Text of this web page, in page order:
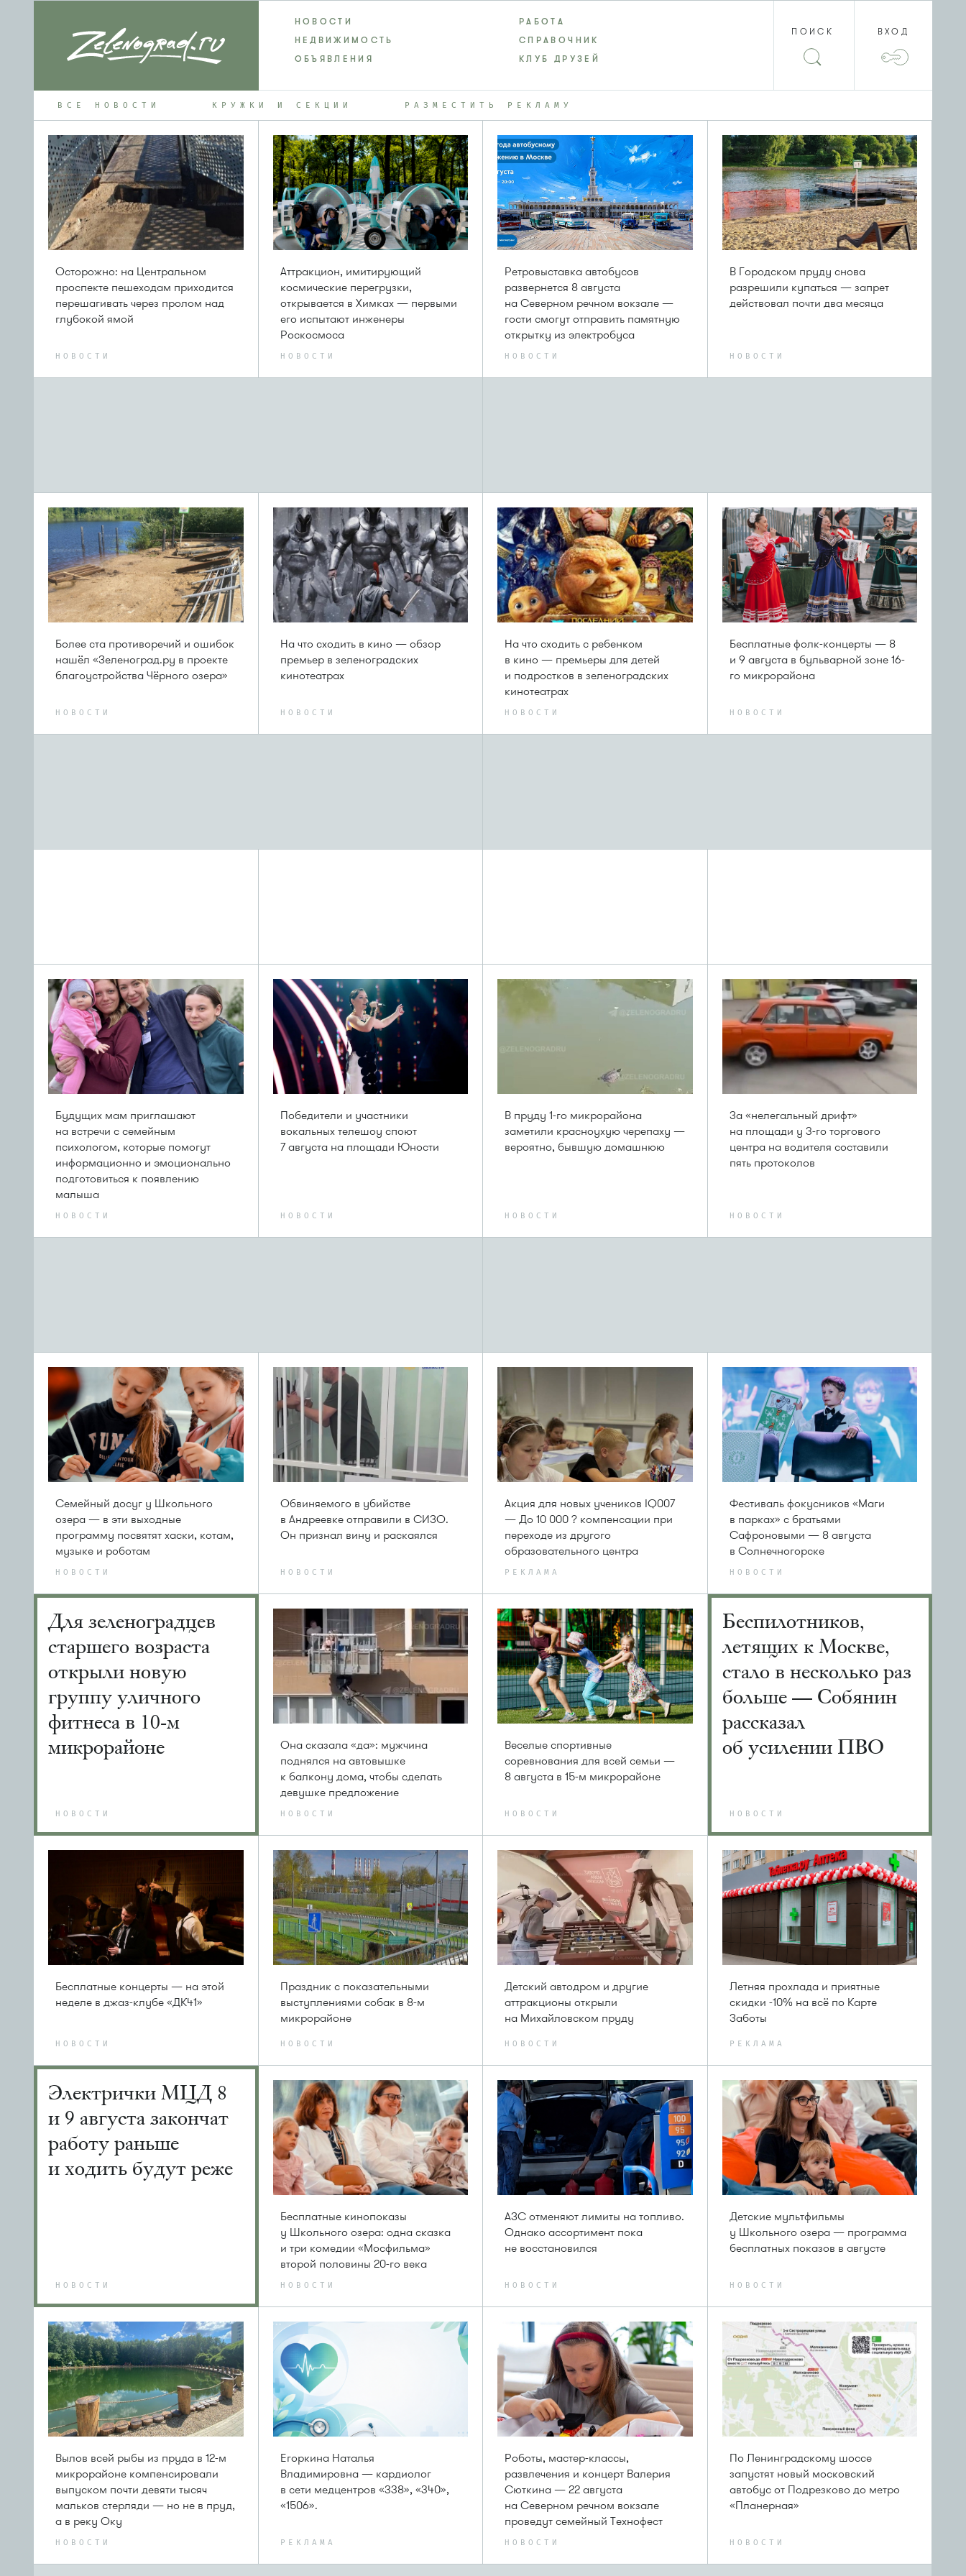
НОВОСТИ
ВСЕ НОВОСТИ КРУЖКИ И СЕКЦИИ РАЗМЕСТИТЬ РЕКЛАМУ
РАБОТА
НЕДВИЖИМОСТЬ
СПРАВОЧНИК
ОБЪЯВЛЕНИЯ
КЛУБ ДРУЗЕЙ
ПОИСК ВХОД
Осторожно: на Центральном
проспекте пешеходам приходится
перешагивать через пролом над
глубокой ямой
НОВОСТИ
Аттракцион, имитирующий
космические перегрузки,
открывается в Химках — первыми
его испытают инженеры
Роскосмоса
НОВОСТИ
Ретровыставка автобусов
развернется 8 августа
на Северном речном вокзале —
гости смогут отправить памятную
открытку из электробуса
НОВОСТИ
В Городском пруду снова
разрешили купаться — запрет
действовал почти два месяца
НОВОСТИ
Более ста противоречий и ошибок
нашёл «Зеленоград.ру в проекте
благоустройства Чёрного озера»
НОВОСТИ
На что сходить в кино — обзор
премьер в зеленоградских
кинотеатрах
НОВОСТИ
На что сходить с ребенком
в кино — премьеры для детей
и подростков в зеленоградских
кинотеатрах
НОВОСТИ
Бесплатные фолк-концерты — 8
и 9 августа в бульварной зоне 16-
го микрорайона
НОВОСТИ
Будущих мам приглашают
на встречи с семейным
психологом, которые помогут
информационно и эмоционально
подготовиться к появлению
малыша
НОВОСТИ
Победители и участники
вокальных телешоу споют
7 августа на площади Юности
НОВОСТИ
В пруду 1-го микрорайона
заметили красноухую черепаху —
вероятно, бывшую домашнюю
НОВОСТИ
За «нелегальный дрифт»
на площади у 3-го торгового
центра на водителя составили
пять протоколов
НОВОСТИ
Семейный досуг у Школьного
озера — в эти выходные
программу посвятят хаски, котам,
музыке и роботам
НОВОСТИ
Обвиняемого в убийстве
в Андреевке отправили в СИЗО.
Он признал вину и раскаялся
НОВОСТИ
Акция для новых учеников IQ007
— До 10 000 ? компенсации при
переходе из другого
образовательного центра
РЕКЛАМА
Фестиваль фокусников «Маги
в парках» с братьями
Сафроновыми — 8 августа
в Солнечногорске
НОВОСТИ
Для зеленоградцев
старшего возраста
открыли новую
группу уличного
фитнеса в 10-м
микрорайоне
НОВОСТИ
Она сказала «да»: мужчина
поднялся на автовышке
к балкону дома, чтобы сделать
девушке предложение
НОВОСТИ
Веселые спортивные
соревнования для всей семьи —
8 августа в 15-м микрорайоне
НОВОСТИ
Беспилотников,
летящих к Москве,
стало в несколько раз
больше — Собянин
рассказал
об усилении ПВО
НОВОСТИ
Бесплатные концерты — на этой
неделе в джаз-клубе «ДК41»
НОВОСТИ
Праздник с показательными
выступлениями собак в 8-м
микрорайоне
НОВОСТИ
Детский автодром и другие
аттракционы открыли
на Михайловском пруду
НОВОСТИ
Летняя прохлада и приятные
скидки -10% на всё по Карте
Заботы
РЕКЛАМА
Электрички МЦД 8
и 9 августа закончат
работу раньше
и ходить будут реже
НОВОСТИ
Бесплатные кинопоказы
у Школьного озера: одна сказка
и три комедии «Мосфильма»
второй половины 20-го века
НОВОСТИ
АЗС отменяют лимиты на топливо.
Однако ассортимент пока
не восстановился
НОВОСТИ
Детские мультфильмы
у Школьного озера — программа
бесплатных показов в августе
НОВОСТИ
Вылов всей рыбы из пруда в 12-м
микрорайоне компенсировали
выпуском почти девяти тысяч
мальков стерляди — но не в пруд,
а в реку Оку
НОВОСТИ
Егоркина Наталья
Владимировна — кардиолог
в сети медцентров «338», «340»,
«1506».
РЕКЛАМА
Роботы, мастер-классы,
развлечения и концерт Валерия
Сюткина — 22 августа
на Северном речном вокзале
проведут семейный Технофест
НОВОСТИ
По Ленинградскому шоссе
запустят новый московский
автобус от Подрезково до метро
«Планерная»
НОВОСТИ